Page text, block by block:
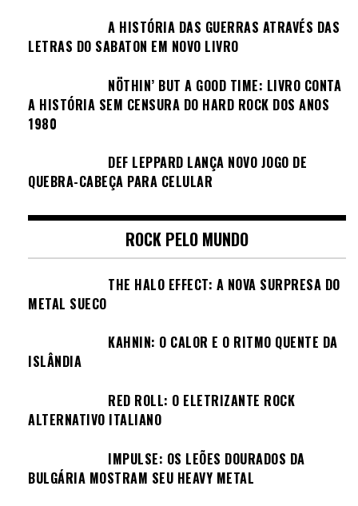
A HISTÓRIA DAS GUERRAS ATRAVÉS DAS
LETRAS DO SABATON EM NOVO LIVRO
NÖTHIN’ BUT A GOOD TIME: LIVRO CONTA
A HISTÓRIA SEM CENSURA DO HARD ROCK DOS ANOS
1980
DEF LEPPARD LANÇA NOVO JOGO DE
QUEBRA-CABEÇA PARA CELULAR
ROCK PELO MUNDO
THE HALO EFFECT: A NOVA SURPRESA DO
METAL SUECO
KAHNIN: O CALOR E O RITMO QUENTE DA
ISLÂNDIA
RED ROLL: O ELETRIZANTE ROCK
ALTERNATIVO ITALIANO
IMPULSE: OS LEÕES DOURADOS DA
BULGÁRIA MOSTRAM SEU HEAVY METAL